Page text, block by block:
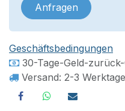
Anfragen
Geschäftsbedingungen
30-Tage-Geld-zurück-
Versand: 2-3 Werktage